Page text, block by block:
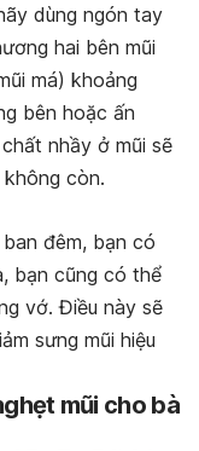
dùng ngón tay
hai bên mũi
má) khoảng
bên hoặc ấn
nhầy ở mũi sẽ
còn.
đêm, bạn có
bạn cũng có thể
vớ. Điều này sẽ
sưng mũi hiệu
mũi cho bà